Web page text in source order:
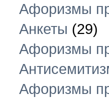
Афоризмы
Анкеты (29)
Афоризмы
Афоризмы